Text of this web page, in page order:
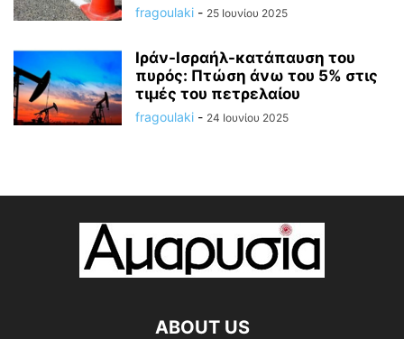
fragoulaki - 25 Ιουνίου 2025
Ιράν-Ισραήλ-κατάπαυση του
πυρός: Πτώση άνω του 5% στις
τιμές του πετρελαίου
fragoulaki - 24 Ιουνίου 2025
ABOUT US